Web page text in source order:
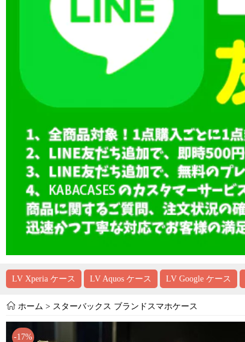
LV Xperia ケース LV Aquos ケース LV Google ケース
ホーム > スターバックス ブランドスマホケース
-17%